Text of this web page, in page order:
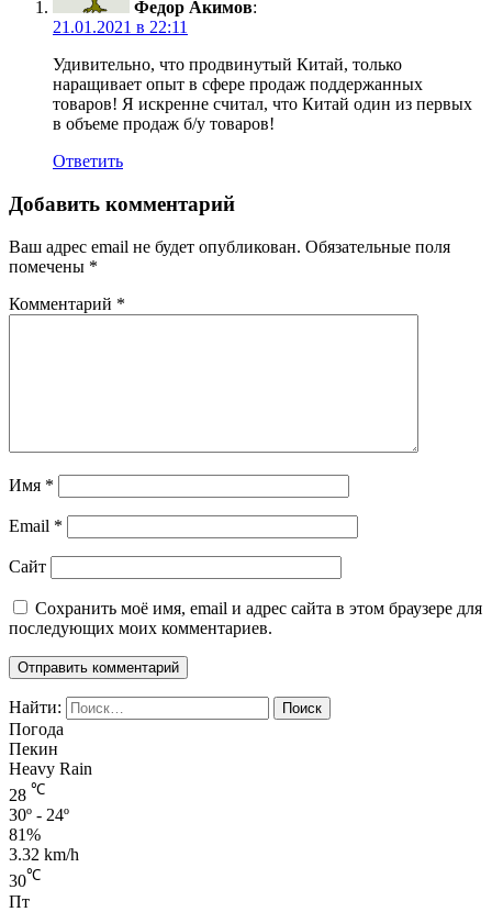
Федор Акимов:
21.01.2021 в 22:11
Удивительно, что продвинутый Китай, только
наращивает опыт в сфере продаж поддержанных
товаров! Я искренне считал, что Китай один из первых
в объеме продаж б/у товаров!
Ответить
Добавить комментарий
Ваш адрес email не будет опубликован. Обязательные поля
помечены *
Комментарий *
Имя *
Email *
Сайт
Сохранить моё имя, email и адрес сайта в этом браузере для
последующих моих комментариев.
Найти:
Погода
Пекин
Heavy Rain
28 ℃
30º - 24º
81%
3.32 km/h
30℃
Пт